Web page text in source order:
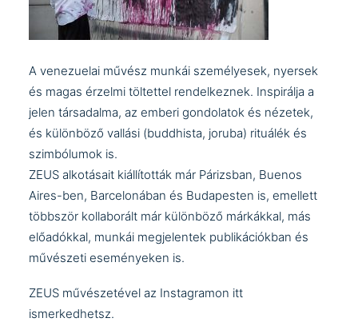
A venezuelai művész munkái személyesek, nyersek
és magas érzelmi töltettel rendelkeznek. Inspirálja a
jelen társadalma, az emberi gondolatok és nézetek,
és különböző vallási (buddhista, joruba) rituálék és
szimbólumok is.
ZEUS alkotásait kiállították már Párizsban, Buenos
Aires-ben, Barcelonában és Budapesten is, emellett
többször kollaborált már különböző márkákkal, más
előadókkal, munkái megjelentek publikációkban és
művészeti eseményeken is.
ZEUS művészetével az Instagramon itt
ismerkedhetsz.